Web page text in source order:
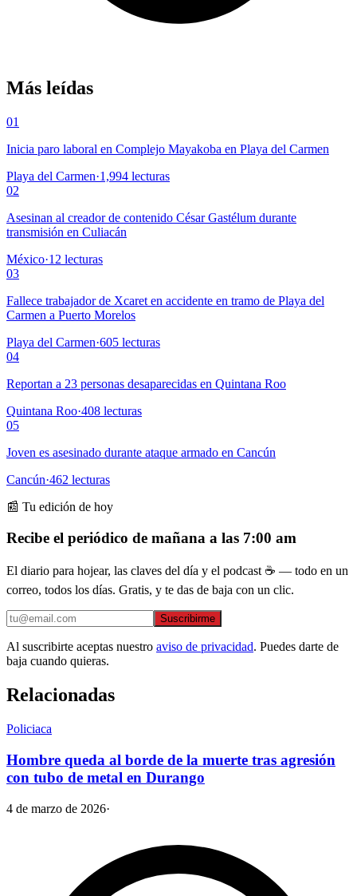
Más leídas
01
Inicia paro laboral en Complejo Mayakoba en Playa del Carmen
Playa del Carmen·1,994 lecturas
02
Asesinan al creador de contenido César Gastélum durante
transmisión en Culiacán
México·12 lecturas
03
Fallece trabajador de Xcaret en accidente en tramo de Playa del
Carmen a Puerto Morelos
Playa del Carmen·605 lecturas
04
Reportan a 23 personas desaparecidas en Quintana Roo
Quintana Roo·408 lecturas
05
Joven es asesinado durante ataque armado en Cancún
Cancún·462 lecturas
📰 Tu edición de hoy
Recibe el periódico de mañana a las 7:00 am
El diario para hojear, las claves del día y el podcast ☕ — todo en un
correo, todos los días. Gratis, y te das de baja con un clic.
Suscribirme
Al suscribirte aceptas nuestro aviso de privacidad. Puedes darte de
baja cuando quieras.
Relacionadas
Policiaca
Hombre queda al borde de la muerte tras agresión
con tubo de metal en Durango
4 de marzo de 2026·